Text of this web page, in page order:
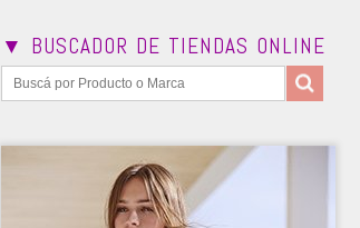
▼ BUSCADOR DE TIENDAS ONLINE